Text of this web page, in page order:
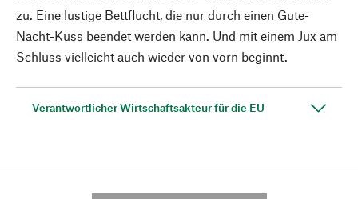
zu. Eine lustige Bettflucht, die nur durch einen Gute-
Nacht-Kuss beendet werden kann. Und mit einem Jux am
Schluss vielleicht auch wieder von vorn beginnt.
Verantwortlicher Wirtschaftsakteur für die EU